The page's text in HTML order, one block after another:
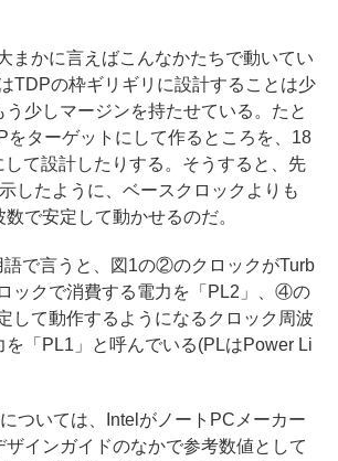
まかに言えばこんなかたちで動いてい
TDPの枠ギリギリに設計することは少
う少しマージンを持たせている。たと
をターゲットにして作るところを、18
て設計したりする。そうすると、先
したように、ベースクロックよりも
で安定して動かせるのだ。
で言うと、図1の②のクロックがTurb
ックで消費する電力を「PL2」、④の
して動作するようになるクロック周波
を「PL1」と呼んでいる(PLはPower Li
ついては、IntelがノートPCメーカー
ザインガイドのなかで参考数値として